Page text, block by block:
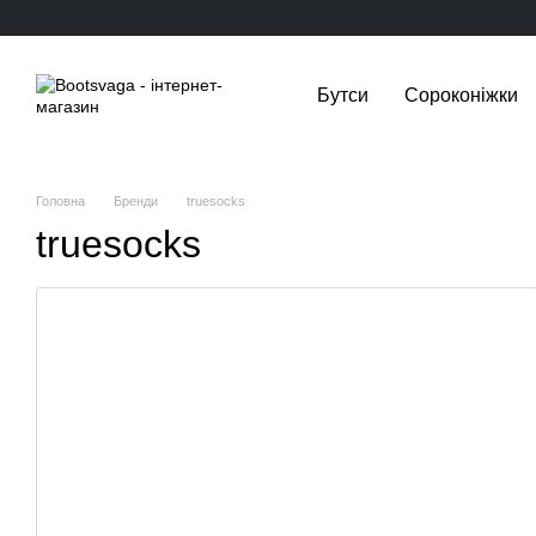
Бутси Сороконіжки
Головна Бренди truesocks
truesocks